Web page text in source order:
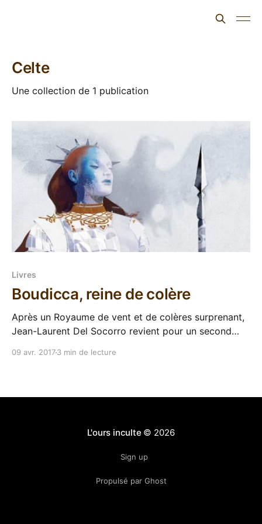
Celte
Une collection de 1 publication
Livres
Boudicca, reine de colère
Après un Royaume de vent et de colères surprenant,
Jean-Laurent Del Socorro revient pour un second
09 avr. 20173 min de lecture
L'ours inculte © 2026
Sign up
Propulsé par Ghost